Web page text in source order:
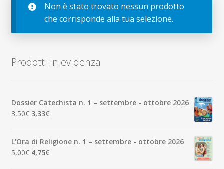
menu
Non è stato trovato nessun prodotto
che corrisponde alla tua selezione.
Prodotti in evidenza
Dossier Catechista n. 1 – settembre - ottobre 2026
3,50€ Il
era:
3,50€.
3,33€Il
è:
3,33€.
L'Ora di Religione n. 1 – settembre - ottobre 2026
5,00€ Il
4,75€Il